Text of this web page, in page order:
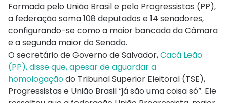
Formada pelo União Brasil e pelo Progressistas (PP),
a federação soma 108 deputados e 14 senadores,
configurando-se como a maior bancada da Câmara
e a segunda maior do Senado.
O secretário de Governo de Salvador,Cacá Leão
(PP), disse que, apesar de aguardar a
homologaçãodo Tribunal Superior Eleitoral (TSE),
Progressistas e União Brasil “já são uma coisa só”. Ele